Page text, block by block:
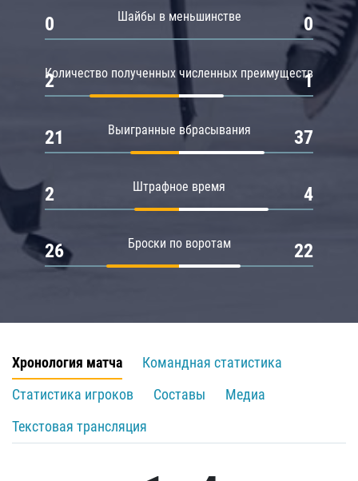
Шайбы в меньшинстве
0 0
Количество полученных численных преимуществ
2 1
Выигранные вбрасывания
21 37
Штрафное время
2 4
Броски по воротам
26 22
Хронология матча
Командная статистика
Статистика игроков
Составы
Медиа
Текстовая трансляция